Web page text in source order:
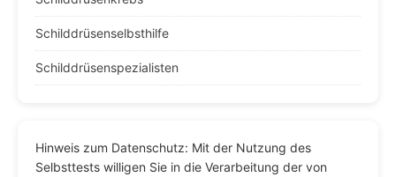
Schilddrüsenselbsthilfe
Schilddrüsenspezialisten
Hinweis zum Datenschutz: Mit der Nutzung des
Selbsttests willigen Sie in die Verarbeitung der von